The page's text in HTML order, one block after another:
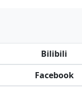
Bilibili
Facebook